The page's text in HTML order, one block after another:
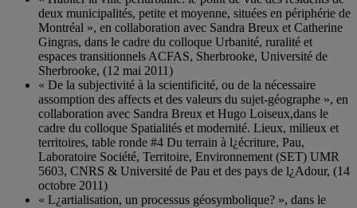
deux municipalités, petite et moyenne, situées en périphérie de
Montréal », en collaboration avec Sandra Breux et Catherine
Gingras, dans le cadre du colloque Urbanité, ruralité et
espaces transitionnels ACFAS, Sherbrooke, Université de
Sherbrooke, (12 mai 2011)
« De la subjectivité à la scientificité, ou de la nécessaire
assomption des affects et des valeurs du sujet-géographe », en
collaboration avec Sandra Breux et Hugo Loiseux,dans le
cadre du colloque Spatialités et modernité. Lieux, milieux et
territoires, table ronde #4 Du terrain à l¿écriture, Pau,
Laboratoire Société, Territoire, Environnement (SET) UMR
5603, CNRS & Université de Pau et des pays de l¿Adour, (14
octobre 2011)
« L¿artialisation, un processus géosymbolique? », dans le